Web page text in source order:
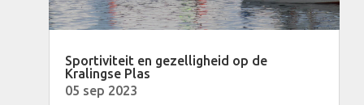
Sportiviteit en gezelligheid op de
Kralingse Plas
05 sep 2023